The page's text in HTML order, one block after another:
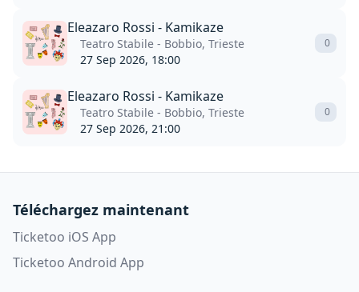
Eleazaro Rossi - Kamikaze
Teatro Stabile - Bobbio, Trieste
27 Sep 2026, 18:00
0
Eleazaro Rossi - Kamikaze
Teatro Stabile - Bobbio, Trieste
27 Sep 2026, 21:00
0
Téléchargez maintenant
Ticketoo iOS App
Ticketoo Android App